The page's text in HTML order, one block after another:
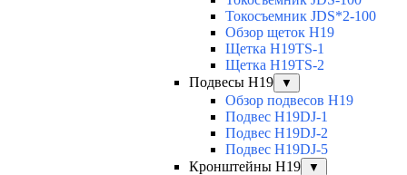
Токосъемник JDS*2-100
Обзор щеток H19
Щетка H19TS-1
Щетка H19TS-2
Подвесы H19
▼
Обзор подвесов H19
Подвес H19DJ-1
Подвес H19DJ-2
Подвес H19DJ-5
Кронштейны H19
▼